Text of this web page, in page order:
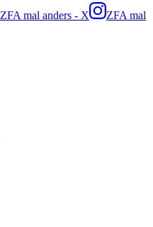
ZFA mal anders - X
ZFA mal